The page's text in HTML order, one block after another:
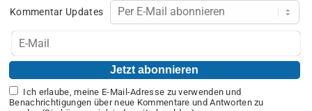
Kommentar Updates
Ich erlaube, meine E-Mail-Adresse zu verwenden und
Benachrichtigungen über neue Kommentare und Antworten zu